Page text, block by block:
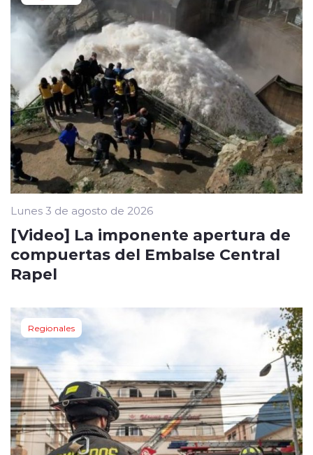
Lunes 3 de agosto de 2026
[Video] La imponente apertura de
compuertas del Embalse Central
Rapel
Regionales